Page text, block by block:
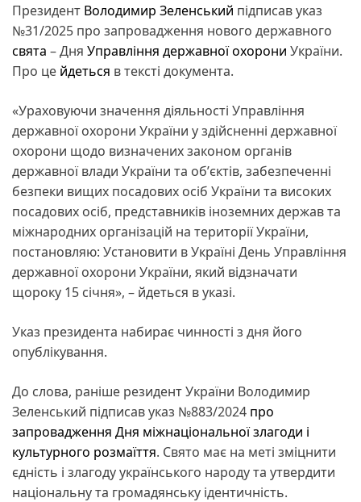
Президент Володимир Зеленський підписав указ
№31/2025 про запровадження нового державного
свята – Дня Управління державної охорони України.
Про це йдеться в тексті документа.
«Ураховуючи значення діяльності Управління
державної охорони України у здійсненні державної
охорони щодо визначених законом органів
державної влади України та обʼєктів, забезпеченні
безпеки вищих посадових осіб України та високих
посадових осіб, представників іноземних держав та
міжнародних організацій на території України,
постановляю: Установити в Україні День Управління
державної охорони України, який відзначати
щороку 15 січня», – йдеться в указі.
Указ президента набирає чинності з дня його
опублікування.
До слова, раніше резидент України Володимир
Зеленський підписав указ №883/2024 про
запровадження Дня міжнаціональної злагоди і
культурного розмаїття. Свято має на меті зміцнити
єдність і злагоду українського народу та утвердити
національну та громадянську ідентичність.